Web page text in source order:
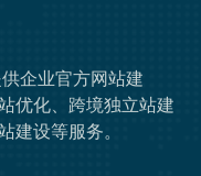
企业官方网站建
优化、跨境独立站建
建设等服务。